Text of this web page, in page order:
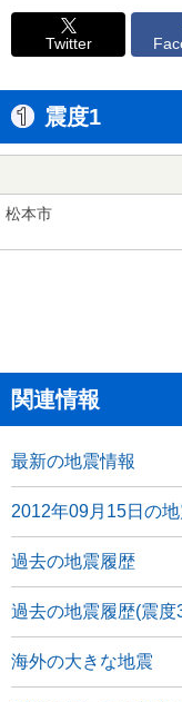
Twitter
震度1
松本市
関連情報
最新の地震情報
2012年09月15日の
過去の地震履歴
過去の地震履歴(震度
海外の大きな地震